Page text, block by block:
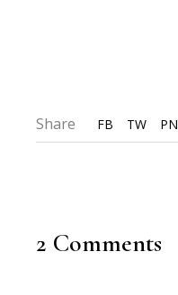
Share FB TW PN
2 Comments